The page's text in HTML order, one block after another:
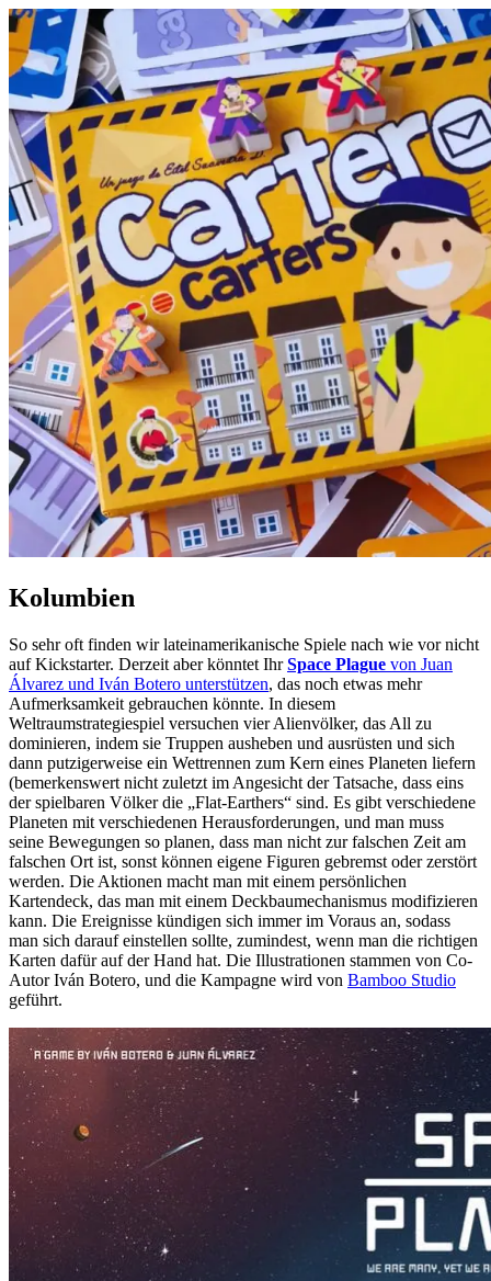
Kolumbien
So sehr oft finden wir lateinamerikanische Spiele nach wie vor nicht
auf Kickstarter. Derzeit aber könntet IhrSpace Plague von Juan
Álvarez und Iván Botero unterstützen, das noch etwas mehr
Aufmerksamkeit gebrauchen könnte. In diesem
Weltraumstrategiespiel versuchen vier Alienvölker, das All zu
dominieren, indem sie Truppen ausheben und ausrüsten und sich
dann putzigerweise ein Wettrennen zum Kern eines Planeten liefern
(bemerkenswert nicht zuletzt im Angesicht der Tatsache, dass eins
der spielbaren Völker die „Flat-Earthers“ sind. Es gibt verschiedene
Planeten mit verschiedenen Herausforderungen, und man muss
seine Bewegungen so planen, dass man nicht zur falschen Zeit am
falschen Ort ist, sonst können eigene Figuren gebremst oder zerstört
werden. Die Aktionen macht man mit einem persönlichen
Kartendeck, das man mit einem Deckbaumechanismus modifizieren
kann. Die Ereignisse kündigen sich immer im Voraus an, sodass
man sich darauf einstellen sollte, zumindest, wenn man die richtigen
Karten dafür auf der Hand hat. Die Illustrationen stammen von Co-
Autor Iván Botero, und die Kampagne wird von Bamboo Studio
geführt.